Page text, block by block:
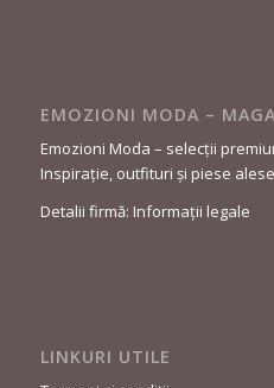
EMOZIONI MODA –
Emozioni Moda – selecții
Inspirație, outfituri și piese
Detalii firmă: Informații legale
LINKURI UTILE